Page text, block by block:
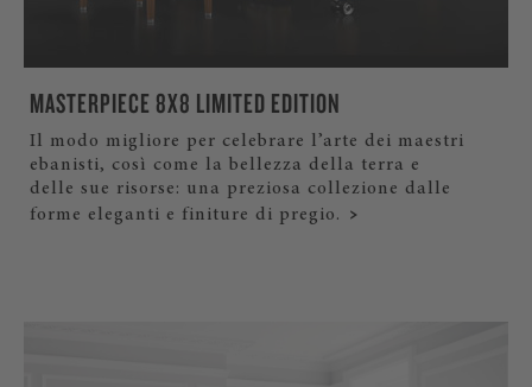
MASTERPIECE 8X8 LIMITED EDITION
Il modo migliore per celebrare l’arte dei maestri
ebanisti, così come la bellezza della terra e
delle sue risorse: una preziosa collezione dalle
forme eleganti e finiture di pregio.